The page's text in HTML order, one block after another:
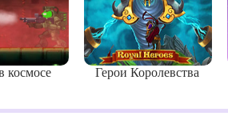
космосе Герои Королевства